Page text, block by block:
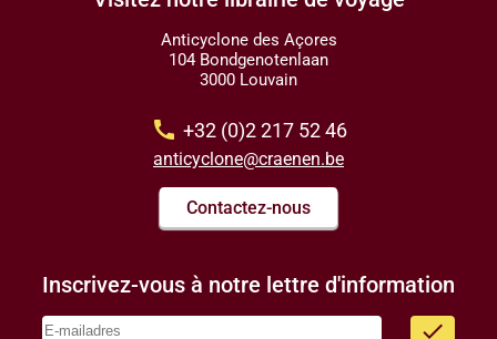
Anticyclone des Açores
104 Bondgenotenlaan
3000 Louvain
call +32 (0)2 217 52 46
anticyclone@craenen.be
Contactez-nous
Inscrivez-vous à notre lettre d'information
done